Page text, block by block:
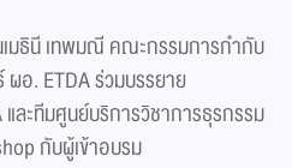
มธินี เทพมณี คณะกรรมการกำกับ
อ. ETDA ร่วมบรรยาย
ละทีมศูนย์บริการวิชาการธุรกรรม
กับผู้เข้าอบรม